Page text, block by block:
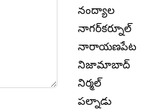
నంద్యాల
నాగర్‌కర్నూల్
నారాయణపేట
నిజామాబాద్
నిర్మల్
పల్నాడు